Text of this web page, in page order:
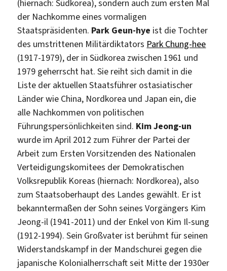
(hiernach: Südkorea), sondern auch zum ersten Mal
der Nachkomme eines vormaligen
Staatspräsidenten. Park Geun-hye ist die Tochter
des umstrittenen Militärdiktators Park Chung-hee
(1917-1979), der in Südkorea zwischen 1961 und
1979 geherrscht hat. Sie reiht sich damit in die
Liste der aktuellen Staatsführer ostasiatischer
Länder wie China, Nordkorea und Japan ein, die
alle Nachkommen von politischen
Führungspersönlichkeiten sind. Kim Jeong-un
wurde im April 2012 zum Führer der Partei der
Arbeit zum Ersten Vorsitzenden des Nationalen
Verteidigungskomitees der Demokratischen
Volksrepublik Koreas (hiernach: Nordkorea), also
zum Staatsoberhaupt des Landes gewählt. Er ist
bekanntermaßen der Sohn seines Vorgängers Kim
Jeong-il (1941-2011) und der Enkel von Kim Il-sung
(1912-1994). Sein Großvater ist berühmt für seinen
Widerstandskampf in der Mandschurei gegen die
japanische Kolonialherrschaft seit Mitte der 1930er